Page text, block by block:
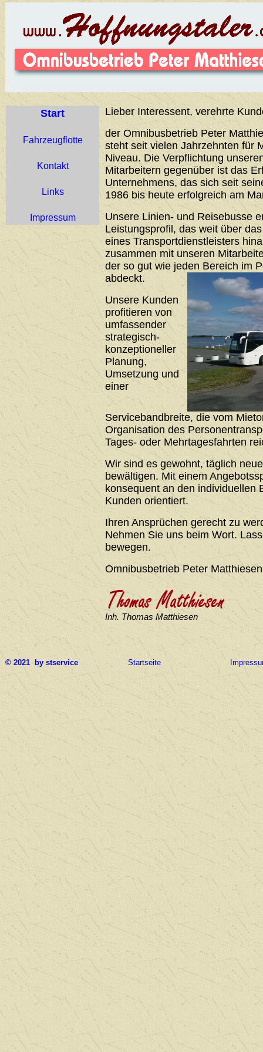
Start
Fahrzeugflotte
Kontakt
Links
Impressum
Lieber Interessent, verehrte
der Omnibusbetrieb Peter
steht seit vielen Jahrzehnten für
Niveau. Die Verpflichtung
Mitarbeitern gegenüber ist das
Unternehmens, das sich seit
1986 bis heute erfolgreich am
Unsere Linien- und Reisebusse
Leistungsprofil, das weit über
eines Transportdienstleisters
zusammen mit unseren
der so gut wie jeden Bereich im
abdeckt.
Unsere Kunden
profitieren von
umfassender
strategisch-
konzeptioneller
Planung,
Umsetzung und
einer
Servicebandbreite, die vom
Organisation des
Tages- oder Mehrtagesfahrten
Wir sind es gewohnt, täglich
bewältigen. Mit einem
konsequent an den individuellen
Kunden orientiert.
Ihren Ansprüchen gerecht zu
Nehmen Sie uns beim Wort.
bewegen.
Omnibusbetrieb Peter Matthiesen
Inh. Thomas Matthiesen
© 2021 by stservice Startseite